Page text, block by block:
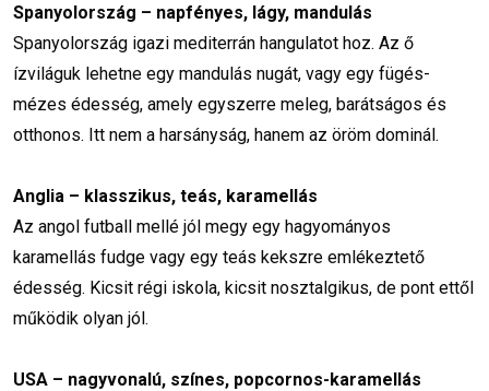
Spanyolország – napfényes, lágy, mandulás
Spanyolország igazi mediterrán hangulatot hoz. Az ő
ízviláguk lehetne egy mandulás nugát, vagy egy fügés-
mézes édesség, amely egyszerre meleg, barátságos és
otthonos. Itt nem a harsányság, hanem az öröm dominál.
Anglia – klasszikus, teás, karamellás
Az angol futball mellé jól megy egy hagyományos
karamellás fudge vagy egy teás kekszre emlékeztető
édesség. Kicsit régi iskola, kicsit nosztalgikus, de pont ettől
működik olyan jól.
USA – nagyvonalú, színes, popcornos-karamellás